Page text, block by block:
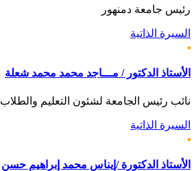
رئيس جامعة دمنهور
السيرة الذاتية
الأستاذ الدكتور / مـــاجد محمد محمد شعلة
نائب رئيس الجامعة لشئون التعليم والطلاب
السيرة الذاتية
الأستاذ الدكتورة /إيناس محمد إبراهيم حسن